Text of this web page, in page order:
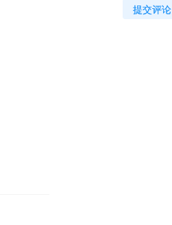
提交评论